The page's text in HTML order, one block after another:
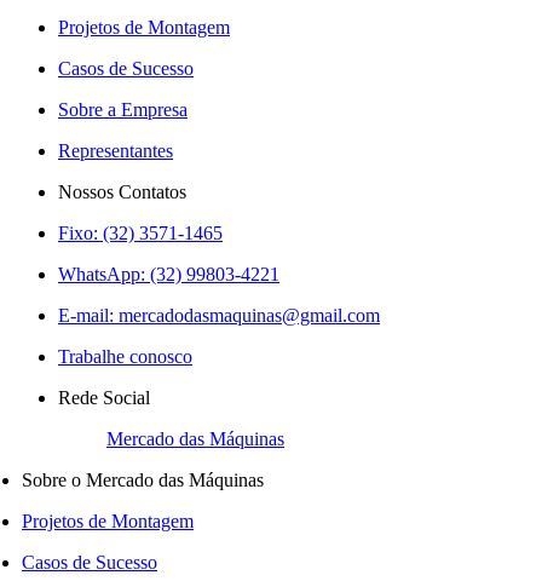
Projetos de Montagem
Casos de Sucesso
Sobre a Empresa
Representantes
Nossos Contatos
Fixo: (32) 3571-1465
WhatsApp: (32) 99803-4221
E-mail: mercadodasmaquinas@gmail.com
Trabalhe conosco
Rede Social
Mercado das Máquinas
Sobre o Mercado das Máquinas
Projetos de Montagem
Casos de Sucesso